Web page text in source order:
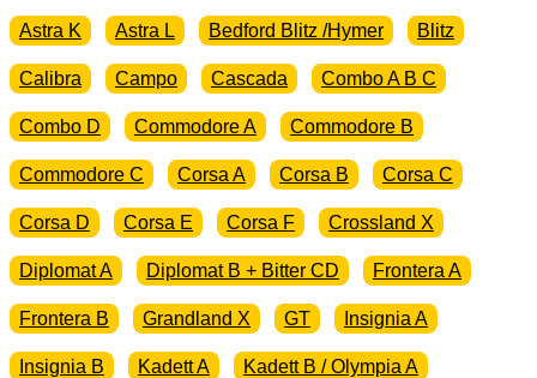
Astra K Astra L Bedford Blitz /Hymer Blitz
Calibra Campo Cascada Combo A B C
Combo D Commodore A Commodore B
Commodore C Corsa A Corsa B Corsa C
Corsa D Corsa E Corsa F Crossland X
Diplomat A Diplomat B + Bitter CD Frontera A
Frontera B Grandland X GT Insignia A
Insignia B Kadett A Kadett B / Olympia A